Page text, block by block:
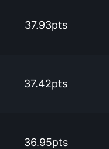
37.93pts
37.42pts
36.95pts